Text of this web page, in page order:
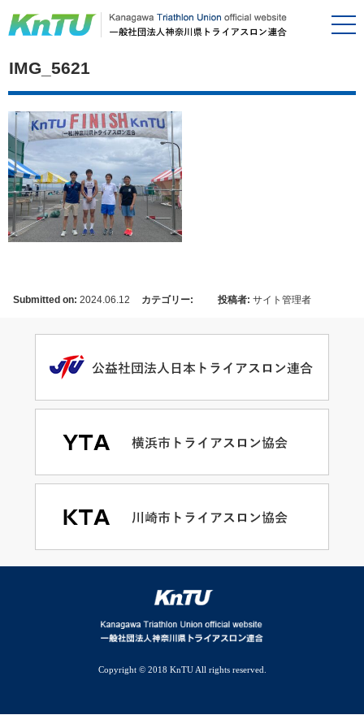
IMG_5621
Submitted on: 2024.06.12 カテゴリー: 投稿者: サイト管理者
Copyright © 2018 KnTU All rights reserved.